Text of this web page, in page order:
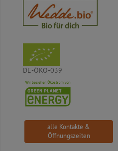
DE-ÖKO-039
alle Kontakte &
Öffnungszeiten